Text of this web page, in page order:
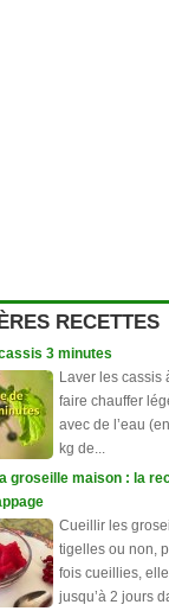
RECETTES
3 minutes
Laver les cassis
faire chauffer
avec de l’eau
kg de...
groseille maison : la
Cueillir les
tigelles ou non,
fois cueillies,
jusqu’à 2 jours